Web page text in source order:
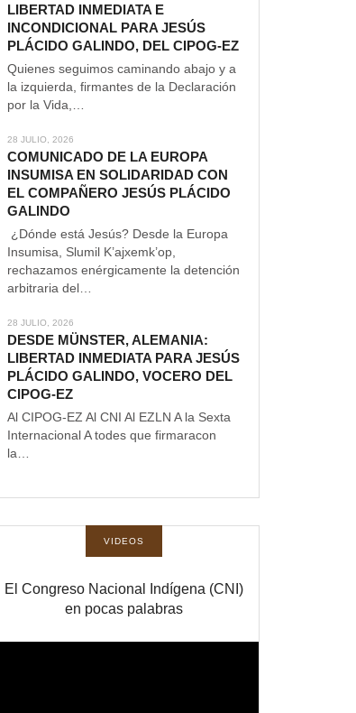
LIBERTAD INMEDIATA E
INCONDICIONAL PARA JESÚS
PLÁCIDO GALINDO, DEL CIPOG-EZ
Quienes seguimos caminando abajo y a
la izquierda, firmantes de la Declaración
por la Vida,…
28 JULIO, 2026
COMUNICADO DE LA EUROPA
INSUMISA EN SOLIDARIDAD CON
EL COMPAÑERO JESÚS PLÁCIDO
GALINDO
¿Dónde está Jesús? Desde la Europa
Insumisa, Slumil K’ajxemk’op,
rechazamos enérgicamente la detención
arbitraria del…
28 JULIO, 2026
DESDE MÜNSTER, ALEMANIA:
LIBERTAD INMEDIATA PARA JESÚS
PLÁCIDO GALINDO, VOCERO DEL
CIPOG-EZ
Al CIPOG-EZ Al CNI Al EZLN A la Sexta
Internacional A todes que firmaracon
la…
VIDEOS
El Congreso Nacional Indígena (CNI)
en pocas palabras